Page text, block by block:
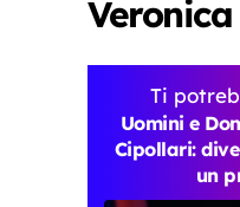
Veronica
Ti
Uomini e
Cipollari:
un